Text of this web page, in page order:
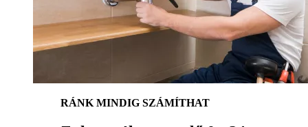
RÁNK MINDIG SZÁMÍTHAT